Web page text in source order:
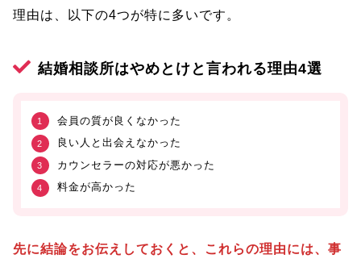
理由は、以下の4つが特に多いです。
結婚相談所はやめとけと言われる理由4選
会員の質が良くなかった
良い人と出会えなかった
カウンセラーの対応が悪かった
料金が高かった
先に結論をお伝えしておくと、これらの理由には、事